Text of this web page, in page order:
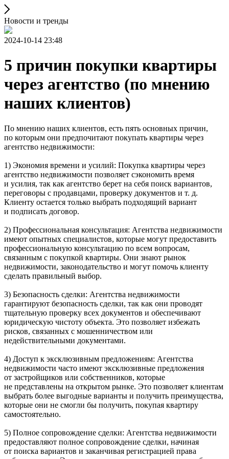
Новости и тренды
2024-10-14 23:48
5 причин покупки квартиры
через агентство (по мнению
наших клиентов)
По мнению наших клиентов, есть пять основных причин,
по которым они предпочитают покупать квартиры через
агентство недвижимости:
1) Экономия времени и усилий: Покупка квартиры через
агентство недвижимости позволяет сэкономить время
и усилия, так как агентство берет на себя поиск вариантов,
переговоры с продавцами, проверку документов и т. д.
Клиенту остается только выбрать подходящий вариант
и подписать договор.
2) Профессиональная консультация: Агентства недвижимости
имеют опытных специалистов, которые могут предоставить
профессиональную консультацию по всем вопросам,
связанным с покупкой квартиры. Они знают рынок
недвижимости, законодательство и могут помочь клиенту
сделать правильный выбор.
3) Безопасность сделки: Агентства недвижимости
гарантируют безопасность сделки, так как они проводят
тщательную проверку всех документов и обеспечивают
юридическую чистоту объекта. Это позволяет избежать
рисков, связанных с мошенничеством или
недействительными документами.
4) Доступ к эксклюзивным предложениям: Агентства
недвижимости часто имеют эксклюзивные предложения
от застройщиков или собственников, которые
не представлены на открытом рынке. Это позволяет клиентам
выбрать более выгодные варианты и получить преимущества,
которые они не смогли бы получить, покупая квартиру
самостоятельно.
5) Полное сопровождение сделки: Агентства недвижимости
предоставляют полное сопровождение сделки, начиная
от поиска вариантов и заканчивая регистрацией права